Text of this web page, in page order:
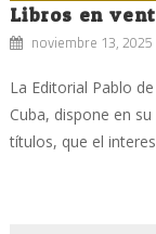
Libros en
noviembre 13, 2025
La Editorial Pablo
Cuba, dispone en
títulos, que el